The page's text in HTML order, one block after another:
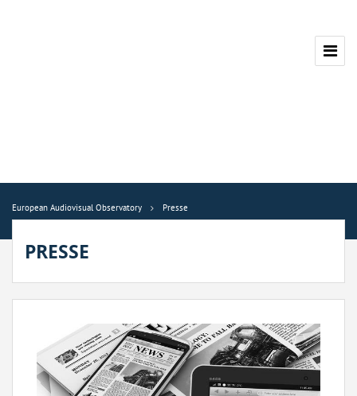
European Audiovisual Observatory Presse
PRESSE